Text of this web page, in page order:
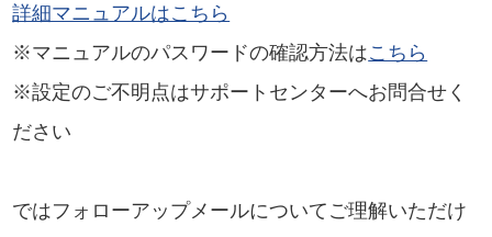
詳細マニュアルはこちら
※マニュアルのパスワードの確認方法はこちら
※設定のご不明点はサポートセンターへお問合せく
ださい
ではフォローアップメールについてご理解いただけ